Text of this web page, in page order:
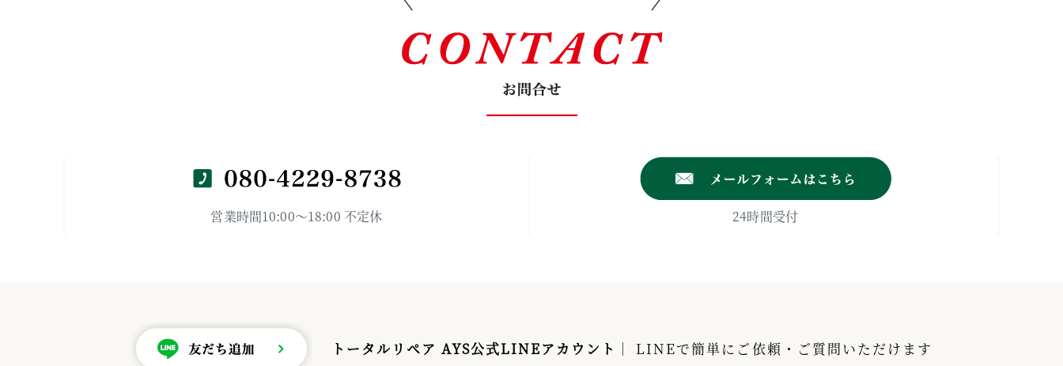
営業時間10:00～18:00 不定休 24時間受付
トータルリペア AYS公式LINEアカウント ｜ LINEで簡単にご依頼・ご質問いただけます